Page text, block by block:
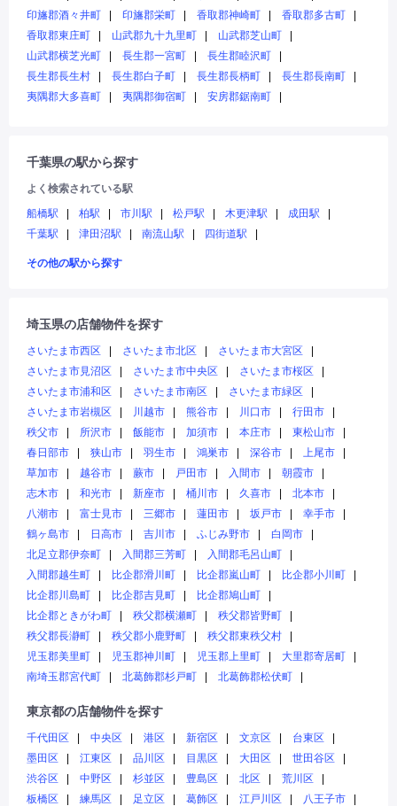
印旛郡酒々井町
印旛郡栄町 香取郡神崎町
香取郡多古町
香取郡東庄町
山武郡九十九里町
山武郡芝山町
山武郡横芝光町
長生郡一宮町
長生郡睦沢町
長生郡長生村
長生郡白子町 長生郡長柄町
長生郡長南町
夷隅郡大多喜町
夷隅郡御宿町 安房郡鋸南町
千葉県の駅から探す
よく検索されている駅
船橋駅
柏駅 市川駅 松戸駅 木更津駅
成田駅
千葉駅
津田沼駅 南流山駅 四街道駅
その他の駅から探す
埼玉県の店舗物件を探す
さいたま市西区 さいたま市北区
さいたま市大宮区
さいたま市見沼区
さいたま市中央区
さいたま市桜区
さいたま市浦和区
さいたま市南区
さいたま市緑区
さいたま市岩槻区
川越市 熊谷市 川口市
行田市
秩父市
所沢市 飯能市 加須市 本庄市
東松山市
春日部市
狭山市 羽生市 鴻巣市 深谷市
上尾市
草加市
越谷市 蕨市 戸田市 入間市
朝霞市
志木市
和光市 新座市 桶川市 久喜市
北本市
八潮市
富士見市 三郷市 蓮田市 坂戸市
幸手市
鶴ヶ島市
日高市 吉川市 ふじみ野市
白岡市
北足立郡伊奈町
入間郡三芳町
入間郡毛呂山町
入間郡越生町
比企郡滑川町 比企郡嵐山町
比企郡小川町
比企郡川島町
比企郡吉見町
比企郡鳩山町
比企郡ときがわ町
秩父郡横瀬町
秩父郡皆野町
秩父郡長瀞町
秩父郡小鹿野町
秩父郡東秩父村
児玉郡美里町
児玉郡神川町 児玉郡上里町
大里郡寄居町
南埼玉郡宮代町
北葛飾郡杉戸町 北葛飾郡松伏町
東京都の店舗物件を探す
千代田区 中央区 港区 新宿区 文京区
台東区
墨田区
江東区 品川区 目黒区 大田区
世田谷区
渋谷区
中野区 杉並区 豊島区 北区
荒川区
板橋区
練馬区 足立区 葛飾区 江戸川区
八王子市